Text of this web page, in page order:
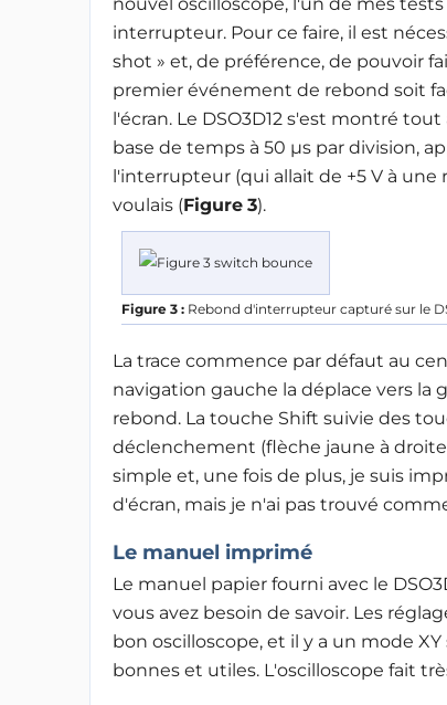
interrupteur. Pour ce faire, il est
shot » et, de préférence, de pouvoir
premier événement de rebond soit
l'écran. Le DSO3D12 s'est montré
base de temps à 50 µs par division,
l'interrupteur (qui allait de +5 V à une
voulais (Figure 3).
Figure 3 :Rebond d'interrupteur capturé sur le
La trace commence par défaut au
navigation gauche la déplace vers la
rebond. La touche Shift suivie des
déclenchement (flèche jaune à
simple et, une fois de plus, je suis
d'écran, mais je n'ai pas trouvé
Le manuel imprimé
Le manuel papier fourni avec le
vous avez besoin de savoir. Les
bon oscilloscope, et il y a un mode
bonnes et utiles. L'oscilloscope fait